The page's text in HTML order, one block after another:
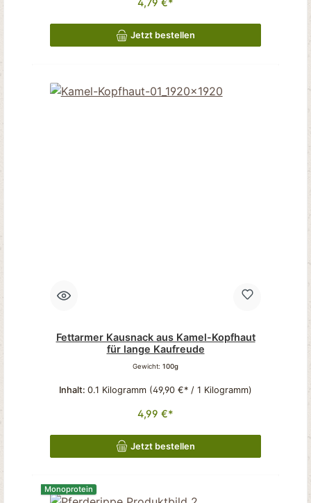
4,79 €*
Jetzt bestellen
Fettarmer Kausnack aus Kamel-Kopfhaut
für lange Kaufreude
Gewicht: 100g
Inhalt: 0.1 Kilogramm (49,90 €* / 1 Kilogramm)
4,99 €*
Jetzt bestellen
Monoprotein